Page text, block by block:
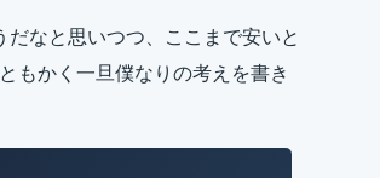
なと思いつつ、ここまで安いと
もかく一旦僕なりの考えを書き